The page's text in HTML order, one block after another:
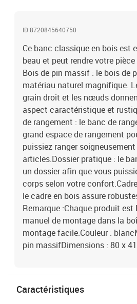
ID 8720845640750
Ce banc classique en bois est
beau et peut rendre votre
Bois de pin massif : le bois de
matériau naturel magnifique.
grain droit et les nœuds
aspect caractéristique et
de rangement : le banc de
grand espace de rangement
puissiez ranger
articles.Dossier pratique : le
un dossier afin que vous
corps selon votre
le cadre en bois assure
Remarque :Chaque produit est
manuel de montage dans la
montage facile.Couleur :
pin massifDimensions : 80 x
Caractéristiques